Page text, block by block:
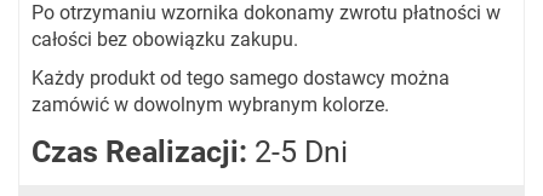
Po otrzymaniu wzornika dokonamy zwrotu płatności w
całości bez obowiązku zakupu.
Każdy produkt od tego samego dostawcy można
zamówić w dowolnym wybranym kolorze.
Czas Realizacji: 2-5 Dni